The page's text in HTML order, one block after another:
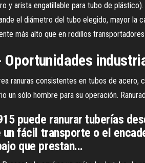
y arista engatillable para tubo de
el diámetro del tubo elegido, mayor la
más alto que en rodillos
Oportunidades
ranuras consistentes en tubos de
un sólo hombre para su operación.
puede ranurar tuberías
fácil transporte o el
que prestan...